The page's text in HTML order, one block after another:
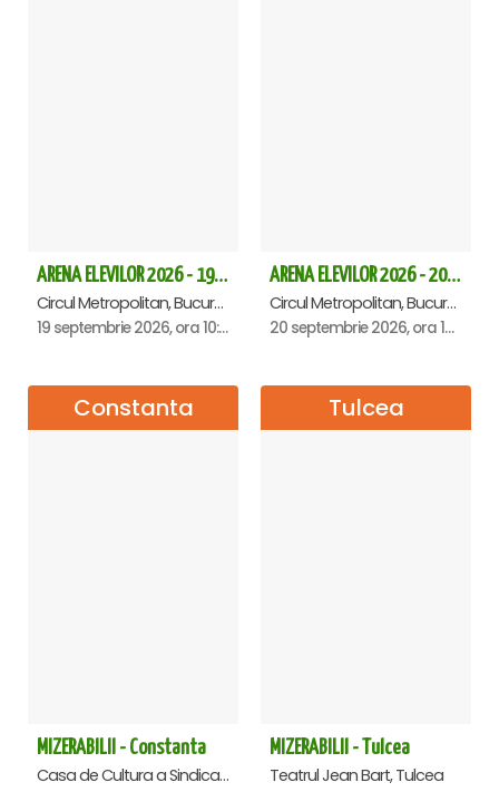
ARENA ELEVILOR 2026 - 19 Septembrie
Circul Metropolitan, Bucuresti
19 septembrie 2026, ora 10:00
ARENA ELEVILOR 2026 - 20 Septembrie
Circul Metropolitan, Bucuresti
20 septembrie 2026, ora 10:00
Constanta
MIZERABILII - Constanta
Casa de Cultura a Sindicatelor - Sala Mare, Constanta
Tulcea
MIZERABILII - Tulcea
Teatrul Jean Bart, Tulcea